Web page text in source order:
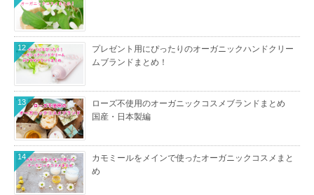
プレゼント用にぴったりのオーガニックハンドクリー
ムブランドまとめ！
12
ローズ不使用のオーガニックコスメブランドまとめ
国産・日本製編
13
カモミールをメインで使ったオーガニックコスメまと
め
14